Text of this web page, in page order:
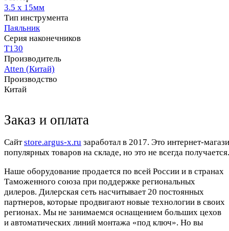
3.5 х 15мм
Тип инструмента
Паяльник
Серия наконечников
T130
Производитель
Atten (Китай)
Производство
Китай
Заказ и оплата
Cайтstore.argus-x.ru заработал в 2017. Это интернет-
популярных товаров на складе, но это не всегда
Наше оборудование продается по всей России и в странах
Таможенного союза при поддержке региональных
дилеров. Дилерская сеть насчитывает 20 постоянных
партнеров, которые продвигают новые технологии в своих
регионах. Мы не занимаемся оснащением больших цехов
и автоматических линий монтажа «под ключ». Но вы